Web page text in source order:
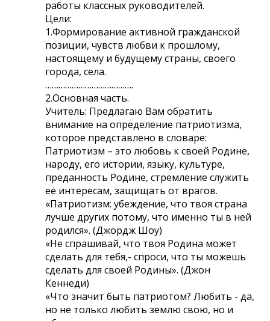
работы классных руководителей.
Цели:
1.Формирование активной гражданской
позиции, чувств любви к прошлому,
настоящему и будущему страны, своего
города, села.
………………………………….
2.Основная часть.
Учитель: Предлагаю Вам обратить
внимание на определение патриотизма,
которое представлено в словаре:
Патриотизм – это любовь к своей Родине,
народу, его истории, языку, культуре,
преданность Родине, стремление служить
её интересам, защищать от врагов.
«Патриотизм: убеждение, что твоя страна
лучше других потому, что именно ты в ней
родился». (Джордж Шоу)
«Не спрашивай, что твоя Родина может
сделать для тебя,- спроси, что ты можешь
сделать для своей Родины». (Джон
Кеннеди)
«Что значит быть патриотом? Любить - да,
но не только любить землю свою, но и